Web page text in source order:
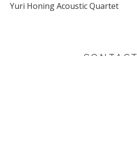
Yuri Honing Acoustic Quartet
CONTACT